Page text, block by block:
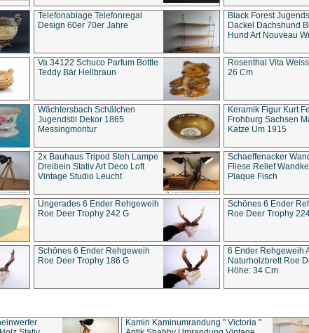
Telefonablage Telefonregal
Design 60er 70er Jahre
Black Forest
Dackel Dachshund
Hund Art Nouveau
Va 34122 Schuco Parfum Bottle
Teddy Bär Hellbraun
Rosenthal Vita
26 Cm
Wächtersbach Schälchen
Jugendstil Dekor 1865
Messingmontur
Keramik Figur Kurt
Frohburg Sachsen
Katze Um 1915
2x Bauhaus Tripod Steh Lampe
Dreibein Stativ Art Deco Loft
Vintage Studio Leucht
Schaeffenacker
Fliese Relief
Plaque Fisch
Ungerades 6 Ender Rehgeweih
Roe Deer Trophy 242 G
Schönes 6 Ender
Roe Deer Trophy
Schönes 6 Ender Rehgeweih
Roe Deer Trophy 186 G
6 Ender Rehgeweih
Naturholzbrett Roe
Höhe: 34 Cm
Kamin Kaminumrandung " Victoria "